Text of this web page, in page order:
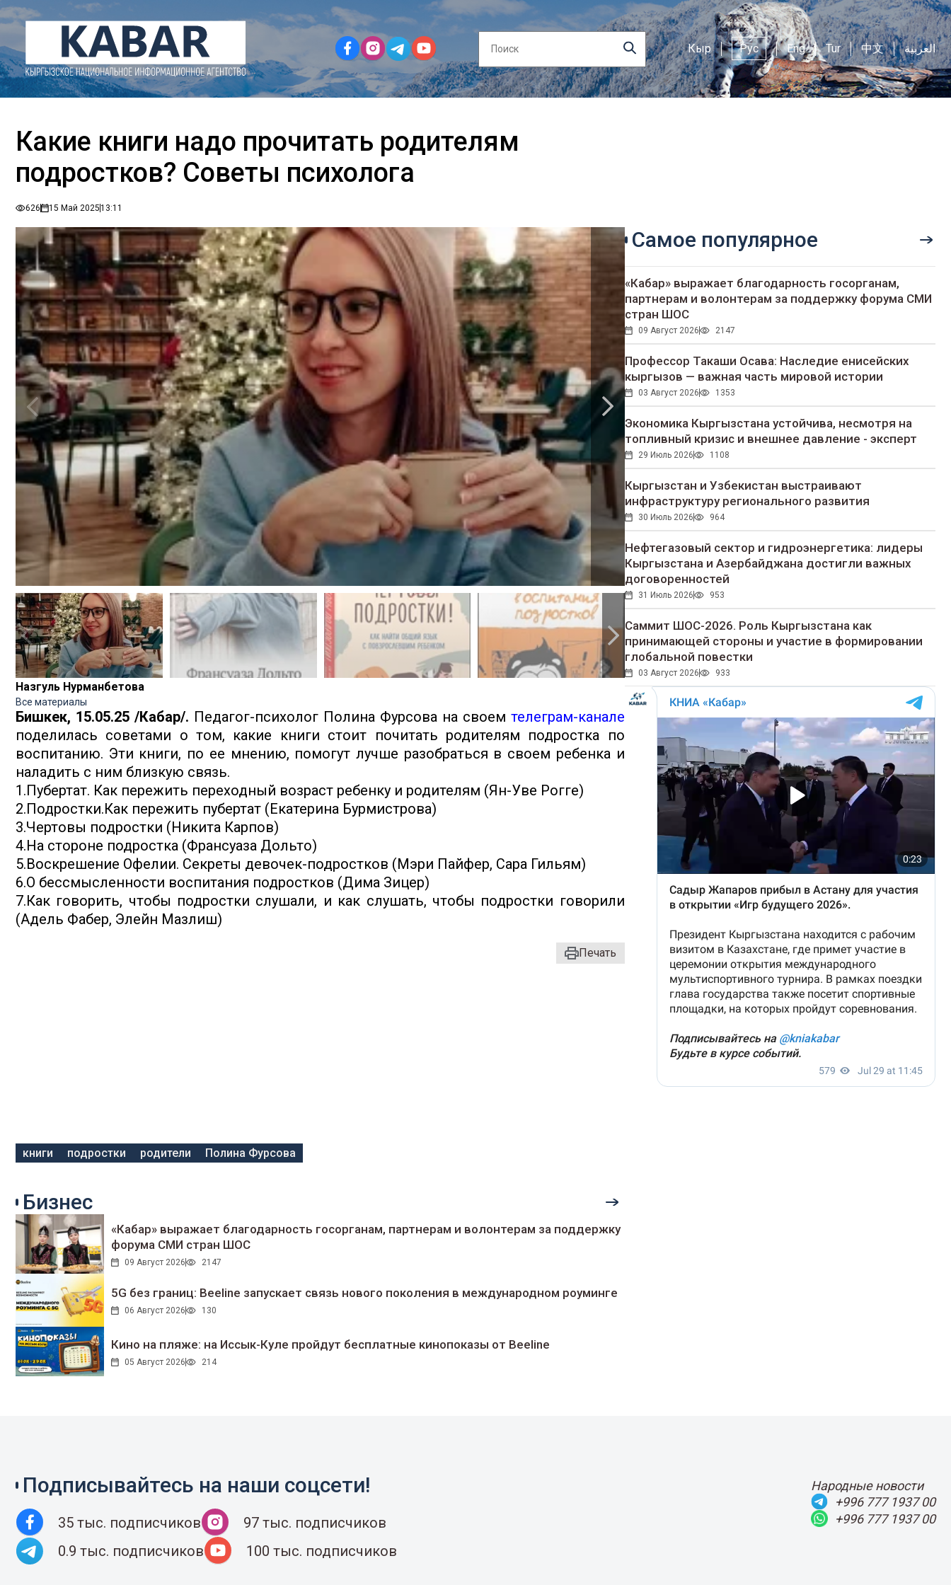
Кыр Рус Eng Tur 中文 العربية
Какие книги надо прочитать родителям
подростков? Советы психолога
626 15 Май 202513:11
Назгуль Нурманбетова
Все материалы
Бишкек, 15.05.25 /Кабар/. Педагог-психолог Полина Фурсова на своем телеграм-канале
поделилась советами о том, какие книги стоит почитать родителям подростка по
воспитанию. Эти книги, по ее мнению, помогут лучше разобраться в своем ребенка и
наладить с ним близкую связь.
1.Пубертат. Как пережить переходный возраст ребенку и родителям (Ян-Уве Рогге)
2.Подростки.Как пережить пубертат (Екатерина Бурмистрова)
3.Чертовы подростки (Никита Карпов)
4.На стороне подростка (Франсуаза Дольто)
5.Воскрешение Офелии. Секреты девочек-подростков (Мэри Пайфер, Сара Гильям)
6.О бессмысленности воспитания подростков (Дима Зицер)
7.Как говорить, чтобы подростки слушали, и как слушать, чтобы подростки говорили
(Адель Фабер, Элейн Мазлиш)
Печать
Самое популярное
«Кабар» выражает благодарность госорганам,
партнерам и волонтерам за поддержку форума СМИ
стран ШОС
09 Август 2026 2147
Профессор Такаши Осава: Наследие енисейских
кыргызов — важная часть мировой истории
03 Август 2026 1353
Экономика Кыргызстана устойчива, несмотря на
топливный кризис и внешнее давление - эксперт
29 Июль 2026 1108
Кыргызстан и Узбекистан выстраивают
инфраструктуру регионального развития
30 Июль 2026 964
Нефтегазовый сектор и гидроэнергетика: лидеры
Кыргызстана и Азербайджана достигли важных
договоренностей
31 Июль 2026 953
Саммит ШОС-2026. Роль Кыргызстана как
принимающей стороны и участие в формировании
глобальной повестки
03 Август 2026 933
книги подростки родители Полина Фурсова
Бизнес
«Кабар» выражает благодарность госорганам, партнерам и волонтерам за поддержку
форума СМИ стран ШОС
09 Август 2026 2147
5G без границ: Beeline запускает связь нового поколения в международном роуминге
06 Август 2026 130
Кино на пляже: на Иссык-Куле пройдут беcплатные кинопоказы от Beeline
05 Август 2026 214
Подписывайтесь на наши соцсети!
35 тыс. подписчиков
97 тыс. подписчиков
0.9 тыс. подписчиков
100 тыс. подписчиков
Народные новости
+996 777 1937 00
+996 777 1937 00